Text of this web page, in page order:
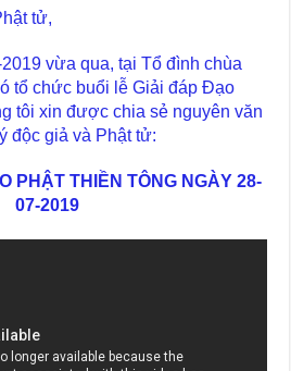
tử,
vừa qua, tại Tổ đình chùa
tổ chức buổi lễ Giải đáp Đạo
tôi xin được chia sẻ nguyên văn
độc giả và Phật tử:
PHẬT THIỀN TÔNG NGÀY 28-
07-2019